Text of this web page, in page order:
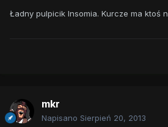
Ładny pulpicik Insomia. Kurcze ma ktoś
mkr
Napisano Sierpień 20, 2013